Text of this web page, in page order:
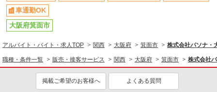
車通勤OK
大阪府箕面市
アルバイト・バイト・求人TOP 関西 大阪府 箕面市 株式会社パソナ・
職種・条件一覧 販売・接客サービス 関西 大阪府 箕面市 株式会社
掲載ご希望のお客様へ よくある質問